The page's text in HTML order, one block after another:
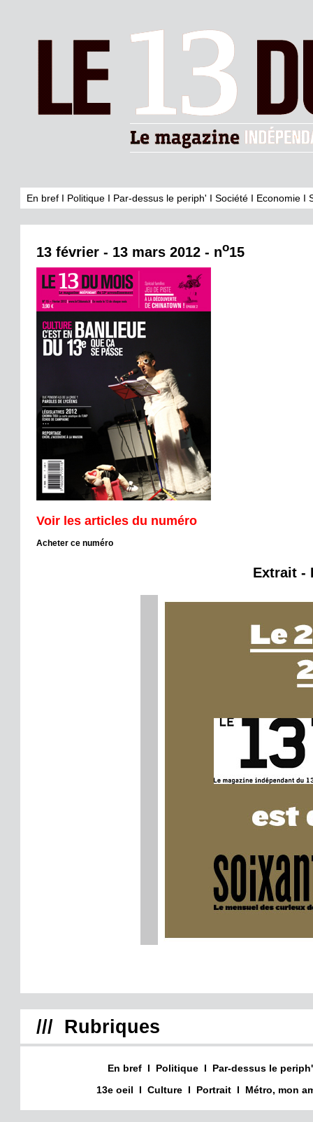
En bref I Politique I Par-dessus le periph' I Société I Economie I
13 février - 13 mars 2012 - no15
Voir les articles du numéro
Acheter ce numéro
Extrait -
/// Rubriques
En bref I Politique I
Par-dessus le periph'
13e oeil
I Culture I Portrait I Métro, mon